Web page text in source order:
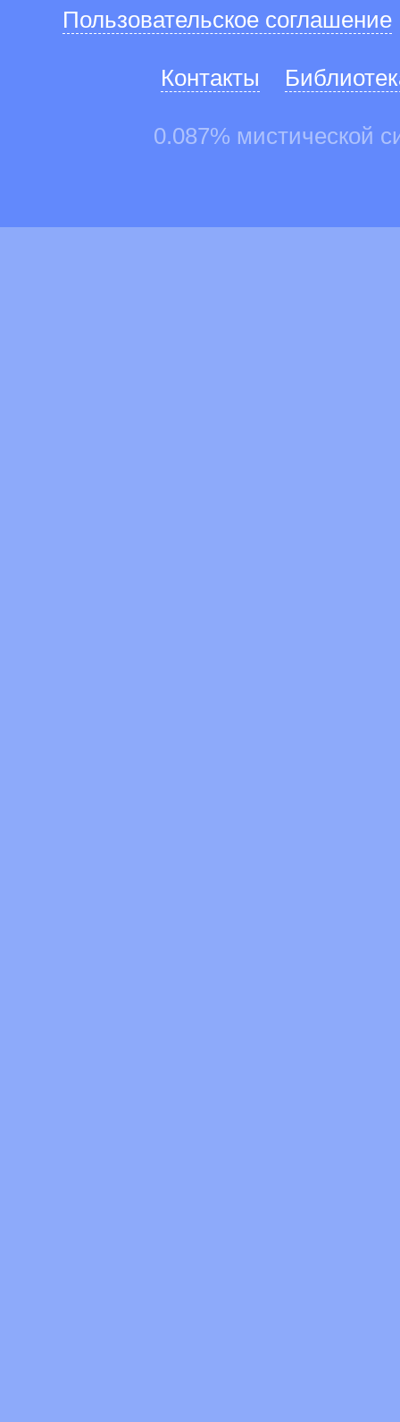
Пользовательское соглашение
Контакты
0.087% мистической